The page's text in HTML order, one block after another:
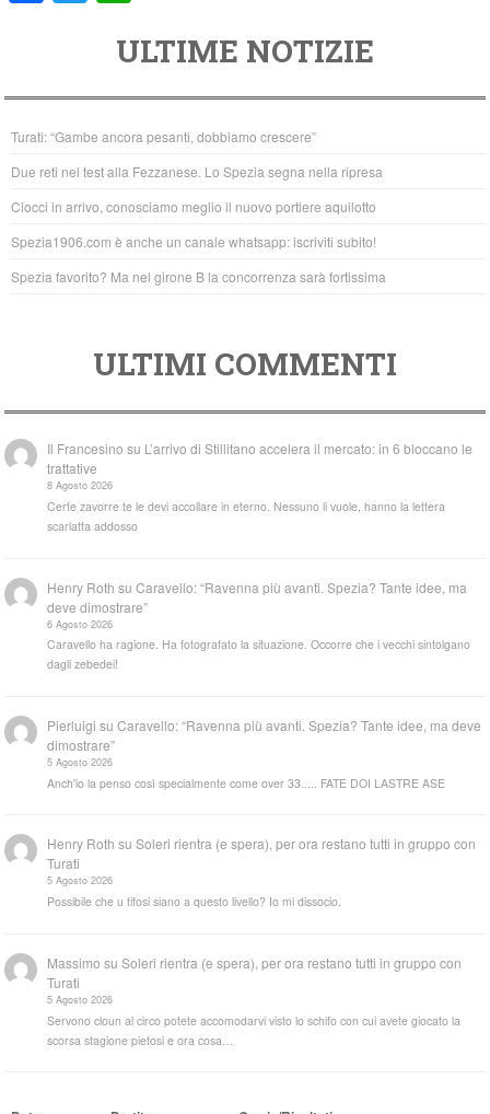
a
e
b
o
o
k
wi
er
at
s
A
p
p
ULTIME NOTIZIE
Turati: “Gambe ancora pesanti, dobbiamo crescere”
Due reti nel test alla Fezzanese. Lo Spezia segna nella ripresa
Ciocci in arrivo, conosciamo meglio il nuovo portiere aquilotto
Spezia1906.com è anche un canale whatsapp: iscriviti subito!
Spezia favorito? Ma nel girone B la concorrenza sarà fortissima
ULTIMI COMMENTI
Il Francesino su L’arrivo di Stillitano accelera il mercato: in 6 bloccano le
trattative
8 Agosto 2026
Certe zavorre te le devi accollare in eterno. Nessuno li vuole, hanno la lettera
scarlatta addosso
Henry Roth suCaravello: “Ravenna più avanti. Spezia? Tante idee, ma
deve dimostrare”
6 Agosto 2026
Caravello ha ragione. Ha fotografato la situazione. Occorre che i vecchi sintolgano
dagli zebedei!
Pierluigi suCaravello: “Ravenna più avanti. Spezia? Tante idee, ma deve
dimostrare”
5 Agosto 2026
Anch'io la penso così specialmente come over 33..... FATE DOI LASTRE ASE
Henry Roth suSoleri rientra (e spera), per ora restano tutti in gruppo con
Turati
5 Agosto 2026
Possibile che u tifosi siano a questo livello? Io mi dissocio.
Massimo suSoleri rientra (e spera), per ora restano tutti in gruppo con
Turati
5 Agosto 2026
Servono cloun al circo potete accomodarvi visto lo schifo con cui avete giocato la
scorsa stagione pietosi e ora cosa…